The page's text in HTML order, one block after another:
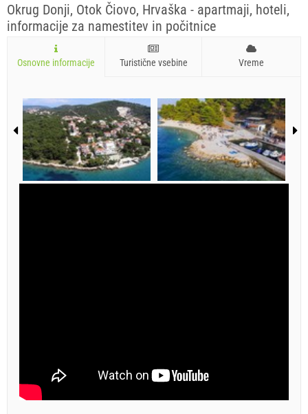
Okrug Donji, Otok Čiovo, Hrvaška - apartmaji, hoteli,
informacije za namestitev in počitnice
Osnovne informacije Turistične vsebine Vreme